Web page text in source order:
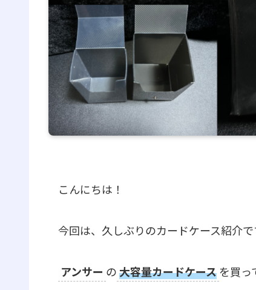
こんにちは！
今回は、久しぶりのカードケース紹介で
アンサー の大容量カードケースを買